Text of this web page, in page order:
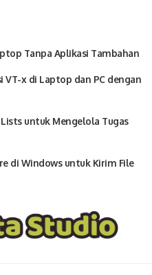
Tanpa Aplikasi Tambahan
VT-x di Laptop dan PC dengan
untuk Mengelola Tugas
di Windows untuk Kirim File